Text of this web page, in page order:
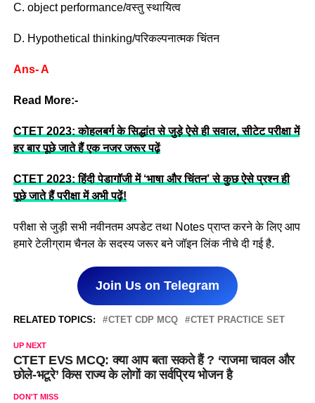
C. object performance/वस्तु स्थायित्व
D. Hypothetical thinking/परिकल्पनात्मक चिंतन
Ans- A
Read More:-
CTET 2023: कोहलबर्ग के सिद्धांत से जुड़े ऐसे ही सवाल, सीटेट परीक्षा में
हर बार पूछे जाते हैं एक नजर जरूर पढ़ें
CTET 2023: हिंदी पेडागॉजी में ‘भाषा और चिंतन’ से कुछ ऐसे प्रश्न ही
पूछे जाते हैं परीक्षा में अभी पढ़ें!
परीक्षा से जुड़ी सभी नवीनतम अपडेट तथा Notes प्राप्त करने के लिए आप
हमारे टेलीग्राम चैनल के सदस्य जरूर बने जॉइन लिंक नीचे दी गई है.
Join Us on Telegram
RELATED TOPICS: CTET CDP MCQ CTET PRACTICE SET
UP NEXT
CTET EVS MCQ: क्या आप बता सकते हैं ? ‘राजमा चावल और
छोले-भटूरे’ किस राज्य के लोगों का सर्वप्रिय भोजन है
DON'T MISS